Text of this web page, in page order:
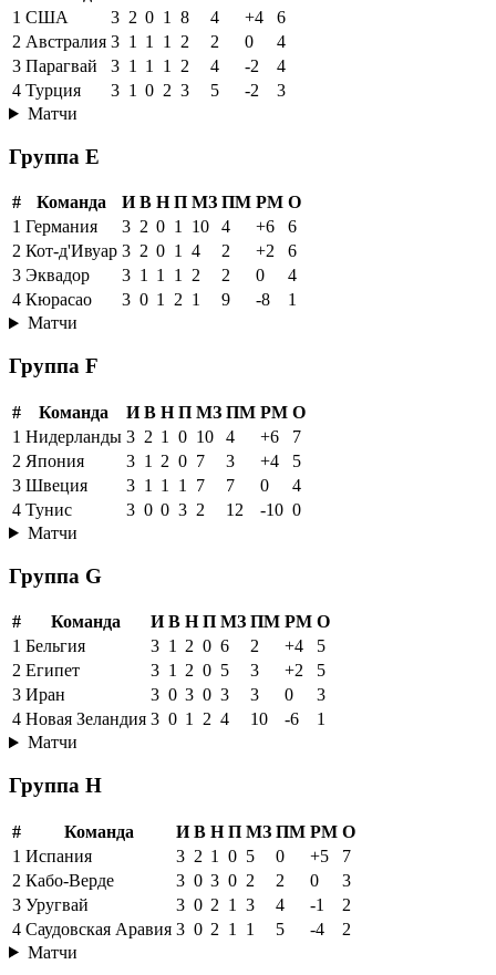
1 США 3 2 0 1 8 4 +4
6
2 Австралия 3 1 1 1 2 2 0
4
3 Парагвай 3 1 1 1 2 4 -2
4
4 Турция 3 1 0 2 3 5 -2
3
Матчи
Группа E
# Команда И В Н П МЗ ПМ РМ О
1 Германия 3 2 0 1 10 4 +6
6
2 Кот-д'Ивуар 3 2 0 1 4 2 +2
6
3 Эквадор 3 1 1 1 2 2 0
4
4 Кюрасао 3 0 1 2 1 9 -8
1
Матчи
Группа F
# Команда И В Н П МЗ ПМ РМ О
1 Нидерланды 3 2 1 0 10 4 +6
7
2 Япония 3 1 2 0 7 3 +4
5
3 Швеция 3 1 1 1 7 7 0
4
4 Тунис 3 0 0 3 2 12 -10 0
Матчи
Группа G
# Команда И В Н П МЗ ПМ РМ О
1 Бельгия 3 1 2 0 6 2 +4
5
2 Египет 3 1 2 0 5 3 +2
5
3 Иран 3 0 3 0 3 3 0
3
4 Новая Зеландия 3 0 1 2 4 10 -6
1
Матчи
Группа H
# Команда И В Н П МЗ ПМ РМ О
1 Испания 3 2 1 0 5 0 +5
7
2 Кабо-Верде 3 0 3 0 2 2 0
3
3 Уругвай 3 0 2 1 3 4 -1
2
4 Саудовская Аравия 3 0 2 1 1 5 -4
2
Матчи